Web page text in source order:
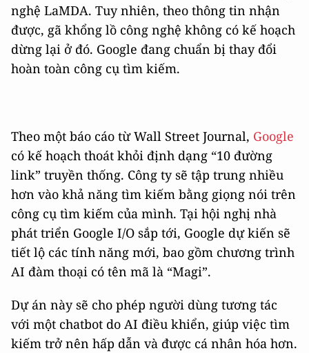
nghệ LaMDA. Tuy nhiên, theo thông tin nhận
được, gã khổng lồ công nghệ không có kế hoạch
dừng lại ở đó. Google đang chuẩn bị thay đổi
hoàn toàn công cụ tìm kiếm.
Theo một báo cáo từ Wall Street Journal, Google
có kế hoạch thoát khỏi định dạng “10 đường
link” truyền thống. Công ty sẽ tập trung nhiều
hơn vào khả năng tìm kiếm bằng giọng nói trên
công cụ tìm kiếm của mình. Tại hội nghị nhà
phát triển Google I/O sắp tới, Google dự kiến sẽ
tiết lộ các tính năng mới, bao gồm chương trình
AI đàm thoại có tên mã là “Magi”.
Dự án này sẽ cho phép người dùng tương tác
với một chatbot do AI điều khiển, giúp việc tìm
kiếm trở nên hấp dẫn và được cá nhân hóa hơn.